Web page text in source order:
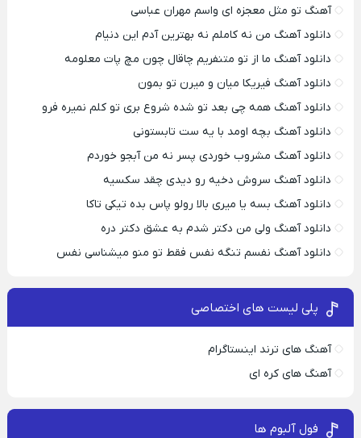
آهنگ تو مثل معجزه ای واسم مهران عباسی
دانلود آهنگ من نه کاملم نه بهترین آدم این دنیام
دانلود آهنگ ما از تو متنفریم چاقال چون مچ پات معلومه
دانلود آهنگ فیریکا میان و میرن تو بمون
دانلود آهنگ همه چی بعد تو شده شروع بری تو کلم نمیره فرو
دانلود آهنگ بچه اومد با یه ست تابستونی
دانلود آهنگ مشروب خوردی پسر نه من آبجو خوردم
دانلود آهنگ سروش دخیه رو دیدی چقد سکسیه
دانلود آهنگ بسه یا میری بالا رولو پاس بده تیکی تاکا
دانلود آهنگ ولی من دکتر شدم به عشق دکتر دره
دانلود آهنگ نفسم تنگه نفس فقط تو منو میشناسی نفس
پلی لیست های اختصاصی
آهنگ های ترند اینستاگرام
آهنگ های کره ای
فول آلبوم ها